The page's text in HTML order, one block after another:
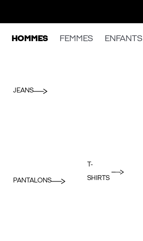
HOMMES FEMMES ENFANTS
JEANS
PANTALONS
T-
SHIRTS